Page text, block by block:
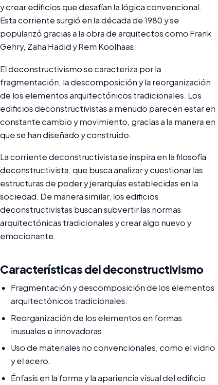
y crear edificios que desafían la lógica convencional.
Esta corriente surgió en la década de 1980 y se
popularizó gracias a la obra de arquitectos como Frank
Gehry, Zaha Hadid y Rem Koolhaas.
El deconstructivismo se caracteriza por la
fragmentación, la descomposición y la reorganización
de los elementos arquitectónicos tradicionales. Los
edificios deconstructivistas a menudo parecen estar en
constante cambio y movimiento, gracias a la manera en
que se han diseñado y construido.
La corriente deconstructivista se inspira en la filosofía
deconstructivista, que busca analizar y cuestionar las
estructuras de poder y jerarquías establecidas en la
sociedad. De manera similar, los edificios
deconstructivistas buscan subvertir las normas
arquitectónicas tradicionales y crear algo nuevo y
emocionante.
Características del deconstructivismo
Fragmentación y descomposición de los elementos
arquitectónicos tradicionales.
Reorganización de los elementos en formas
inusuales e innovadoras.
Uso de materiales no convencionales, como el vidrio
y el acero.
Énfasis en la forma y la apariencia visual del edificio